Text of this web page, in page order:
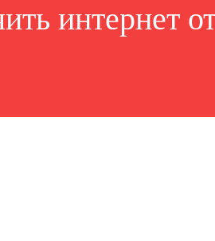
интернет